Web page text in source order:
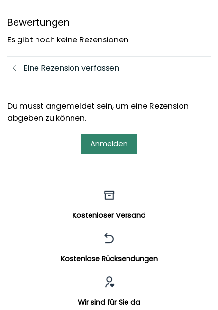
Bewertungen
Es gibt noch keine Rezensionen
Eine Rezension verfassen
Du musst angemeldet sein, um eine Rezension
abgeben zu können.
Anmelden
Kostenloser Versand
Kostenlose Rücksendungen
Wir sind für Sie da